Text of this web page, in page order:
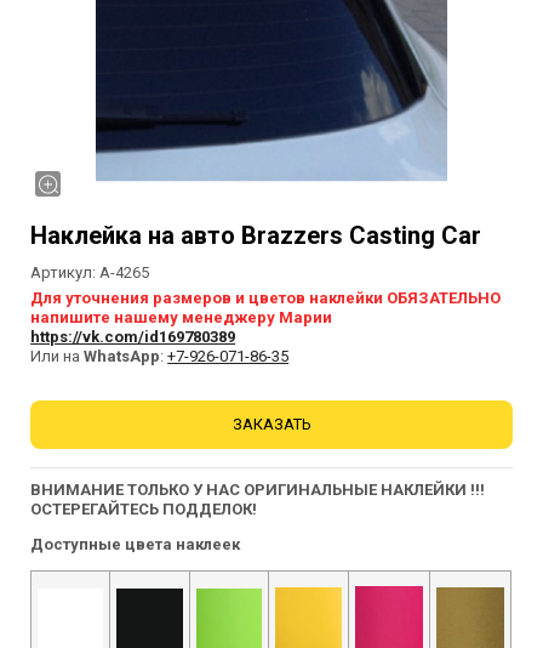
Наклейка на авто Brazzers Casting Car
Артикул:А-4265
Для уточнения размеров и цветов наклейки ОБЯЗАТЕЛЬНО
напишите нашему менеджеру Марии
https://vk.com/id169780389
Или наWhatsApp:+7-926-071-86-35
ЗАКАЗАТЬ
ВНИМАНИЕ ТОЛЬКО У НАС ОРИГИНАЛЬНЫЕ НАКЛЕЙКИ !!!
ОСТЕРЕГАЙТЕСЬ ПОДДЕЛОК!
Доступные цвета наклеек